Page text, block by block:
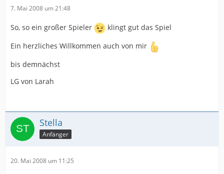
7. Mai 2008 um 21:48
So, so ein großer Spieler
klingt gut das Spiel
Ein herzliches Willkommen auch von mir
bis demnächst
LG von Larah
Stella
Anfänger
20. Mai 2008 um 11:25